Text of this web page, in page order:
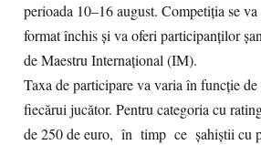
perioada 10–16 august. Competiția se
format închis și va oferi participanților
de Maestru Internațional (IM).
Taxa de participare va varia în funcție
fiecărui jucător. Pentru categoria cu
de 250 de euro, în timp ce șahiștii cu